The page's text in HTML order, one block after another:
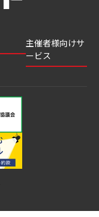
主催者様向けサ
ービス